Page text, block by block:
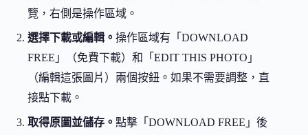
覽，右側是操作區域。
選擇下載或編輯。 操作區域有「DOWNLOAD
FREE」（免費下載）和「EDIT THIS PHOTO」
（編輯這張圖片）兩個按鈕。如果不需要調整，直
接點下載。
取得原圖並儲存。 點擊「DOWNLOAD FREE」後